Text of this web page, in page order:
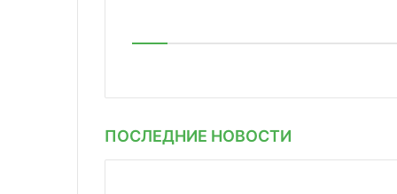
ПОСЛЕДНИЕ НОВОСТИ